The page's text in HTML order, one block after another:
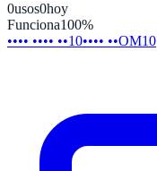
0usos0hoy
Funciona100%
•••• •••• ••10•••• ••OM10